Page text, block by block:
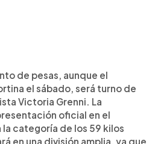
de pesas, aunque el
el sábado, será turno de
Victoria Grenni. La
oficial en el
la categoría de los 59 kilos
en una división amplia, ya que